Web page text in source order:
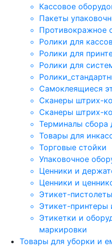
Кассовое
Пакеты
Противокражное
Ролики для
Ролики для
Ролики для
Самоклеящиеся
Сканеры штрих-
Сканеры штрих-
Терминалы сбора
Товары для
Торговые стойки
Упаковочное
Ценники и
Ценники и
Этикет-
Этикет-принтеры
Этикетки и
маркировки
Товары для уборки и